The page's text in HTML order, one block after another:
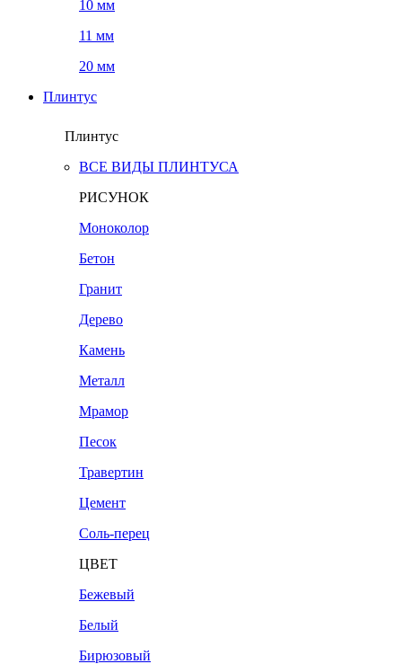
10 мм
11 мм
20 мм
Плинтус
Плинтус
ВСЕ ВИДЫ ПЛИНТУСА
РИСУНОК
Моноколор
Бетон
Гранит
Дерево
Камень
Металл
Мрамор
Песок
Травертин
Цемент
Соль-перец
ЦВЕТ
Бежевый
Белый
Бирюзовый